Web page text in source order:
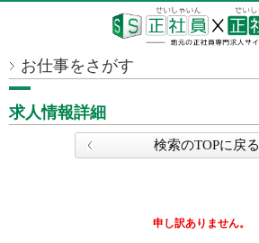
お仕事をさがす
求人情報詳細
検索のTOPに戻る
申し訳ありません。